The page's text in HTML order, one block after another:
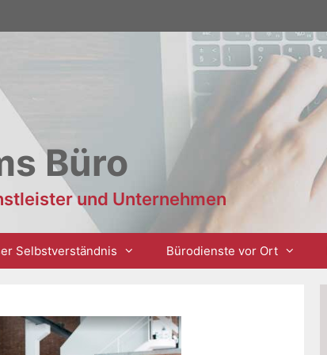
Büro
und Unternehmen
Selbstverständnis Bürodienste vor Ort